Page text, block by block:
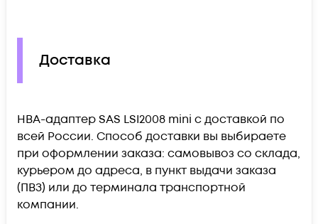
Доставка
HBA-адаптер SAS LSI2008 mini c доставкой по
всей России. Способ доставки вы выбираете
при оформлении заказа: самовывоз со склада,
курьером до адреса, в пункт выдачи заказа
(ПВЗ) или до терминала транспортной
компании.